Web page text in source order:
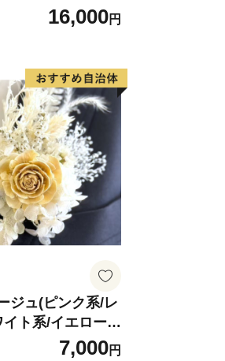
16,000円
ジュ(ピンク系/レ
ト系/イエロー
7,000円